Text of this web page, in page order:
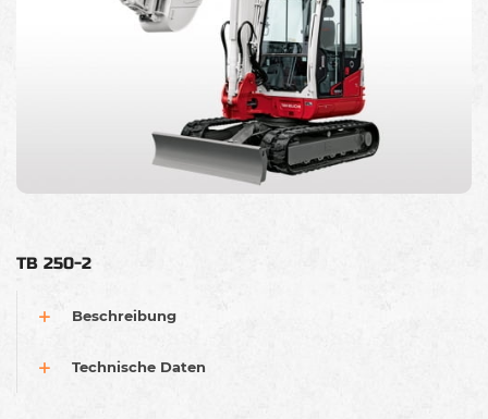
TB 250-2
Beschreibung
Technische Daten